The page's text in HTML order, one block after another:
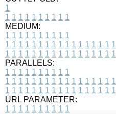
1
1 1 1 1 1 1 1 1 1 1
MEDIUM:
1 1 1 1 1 1 1 1 1 1
1 1 1 1 1 1 1 1 1 1 1 1 1 1 1 1 1
1 1 1 1 1 1 1 1 1 1 1 1 1 1 1 1 1
PARALLELS:
1 1 1 1 1 1 1 1 1 1
1 1 1 1 1 1 1 1 1 1 1 1 1 1 1 1 1
1 1 1 1 1 1 1 1 1 1 1 1 1 1 1 1 1
URL PARAMETER:
1 1 1 1 1 1 1 1 1 1